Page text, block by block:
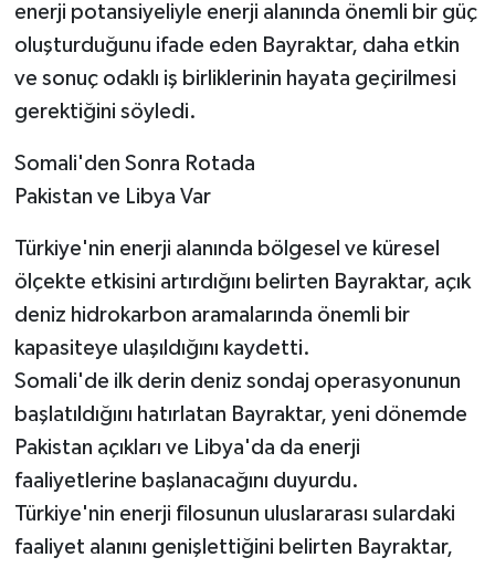
enerji potansiyeliyle enerji alanında önemli bir güç
oluşturduğunu ifade eden Bayraktar, daha etkin
ve sonuç odaklı iş birliklerinin hayata geçirilmesi
gerektiğini söyledi.
Somali'den Sonra Rotada
Pakistan ve Libya Var
Türkiye'nin enerji alanında bölgesel ve küresel
ölçekte etkisini artırdığını belirten Bayraktar, açık
deniz hidrokarbon aramalarında önemli bir
kapasiteye ulaşıldığını kaydetti.
Somali'de ilk derin deniz sondaj operasyonunun
başlatıldığını hatırlatan Bayraktar, yeni dönemde
Pakistan açıkları ve Libya'da da enerji
faaliyetlerine başlanacağını duyurdu.
Türkiye'nin enerji filosunun uluslararası sulardaki
faaliyet alanını genişlettiğini belirten Bayraktar,